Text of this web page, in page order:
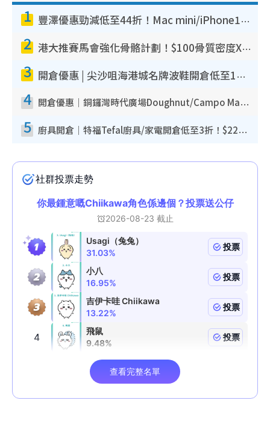
1 豐澤優惠勁減低至44折！Mac mini/iPhone17Pro大減價！廚房家電$220起
2 港大推賽馬會強化骨骼計劃！$100骨質密度X光檢查 完成免費運動訓練送超市禮券！附參加資格
3 開倉優惠 | 尖沙咀海港城名牌波鞋開倉低至1折！On鞋$899起／Joy&Peace鞋履$98起
4 開倉優惠｜銅鑼灣時代廣場Doughnut/Campo Marzio開倉低至1折！背囊、書包、手袋劈價$200起
5 廚具開倉｜特福Tefal廚具/家電開倉低至3折！$220起買平底鍋/炒鑊/湯煲！電飯煲/吸塵機/燙斗$418起